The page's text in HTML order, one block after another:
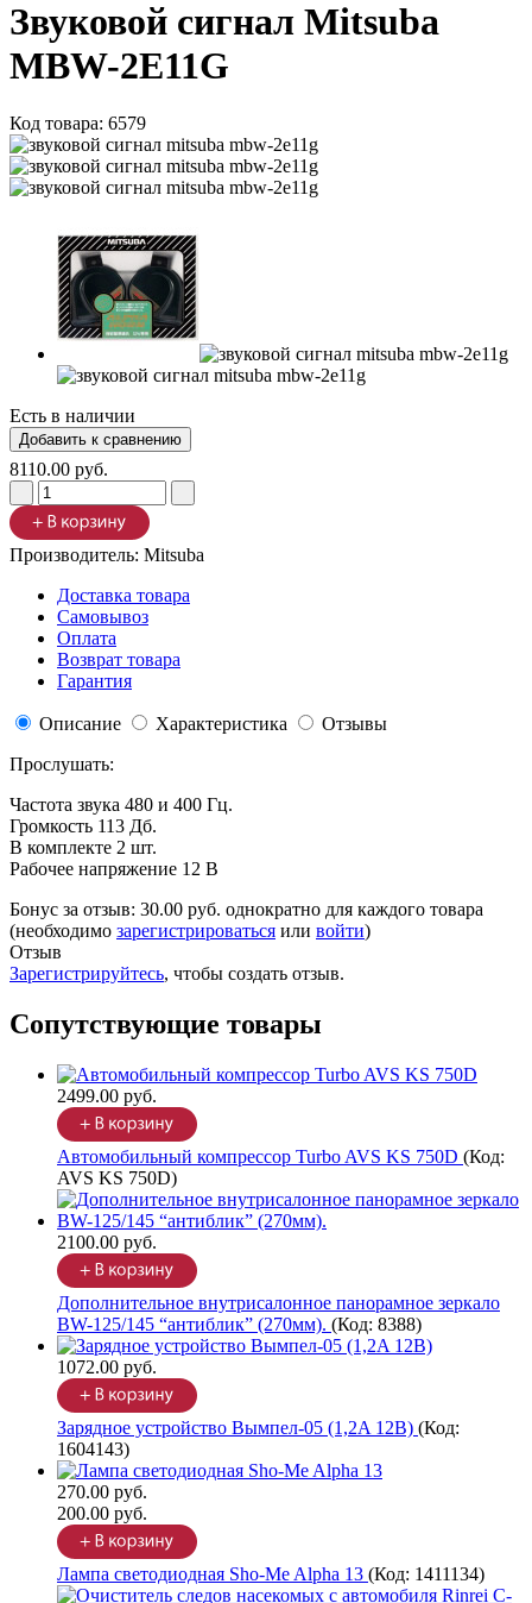
Звуковой сигнал Mitsuba
MBW-2E11G
Код товара: 6579
Есть в наличии
8110.00 руб.
Производитель: Mitsuba
Доставка товара
Самовывоз
Оплата
Возврат товара
Гарантия
Описание Характеристика
Отзывы
Прослушать:
Частота звука 480 и 400 Гц.
Громкость 113 Дб.
В комплекте 2 шт.
Рабочее напряжение 12 В
Бонус за отзыв: 30.00 руб. однократно для каждого товара
(необходимо зарегистрироваться или войти)
Отзыв
Зарегистрируйтесь, чтобы создать отзыв.
Сопутствующие товары
2499.00 руб.
Автомобильный компрессор Turbo AVS KS 750D (Код:
AVS KS 750D)
2100.00 руб.
Дополнительное внутрисалонное панорамное зеркало
BW-125/145 “антиблик” (270мм). (Код: 8388)
1072.00 руб.
Зарядное устройство Вымпел-05 (1,2A 12В) (Код:
1604143)
270.00 руб.
200.00 руб.
Лампа светодиодная Sho-Me Alpha 13 (Код: 1411134)